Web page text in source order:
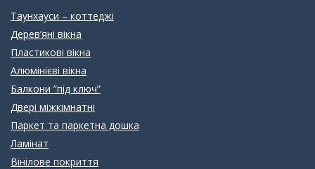
Таунхауси – коттеджі
Дерев’яні вікна
Пластикові вікна
Алюмінієві вікна
Балкони ”під ключ”
Двері міжкімнатні
Паркет та паркетна дошка
Ламінат
Вінілове покриття